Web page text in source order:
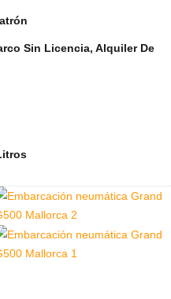
Sin Licencia, Alquiler De